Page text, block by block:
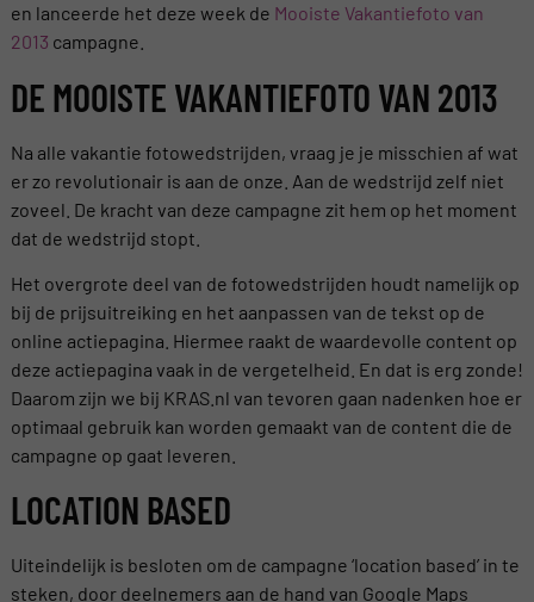
en lanceerde het deze week de Mooiste Vakantiefoto van
2013 campagne.
DE MOOISTE VAKANTIEFOTO VAN 2013
Na alle vakantie fotowedstrijden, vraag je je misschien af wat
er zo revolutionair is aan de onze. Aan de wedstrijd zelf niet
zoveel. De kracht van deze campagne zit hem op het moment
dat de wedstrijd stopt.
Het overgrote deel van de fotowedstrijden houdt namelijk op
bij de prijsuitreiking en het aanpassen van de tekst op de
online actiepagina. Hiermee raakt de waardevolle content op
deze actiepagina vaak in de vergetelheid. En dat is erg zonde!
Daarom zijn we bij KRAS.nl van tevoren gaan nadenken hoe er
optimaal gebruik kan worden gemaakt van de content die de
campagne op gaat leveren.
LOCATION BASED
Uiteindelijk is besloten om de campagne ‘location based’ in te
steken, door deelnemers aan de hand van Google Maps